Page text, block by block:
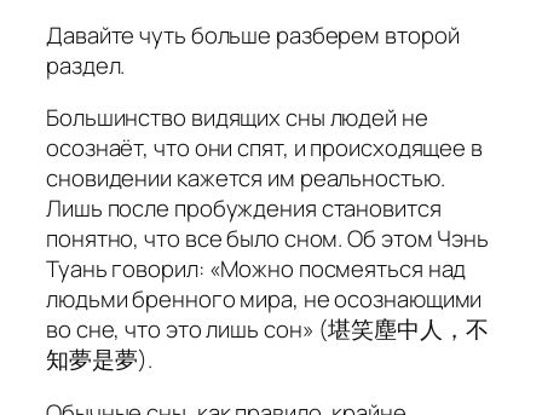
Давайте чуть больше разберем второй
раздел.
Большинство видящих сны людей не
осознаёт, что они спят, и происходящее в
сновидении кажется им реальностью.
Лишь после пробуждения становится
понятно, что все было сном. Об этом Чэнь
Туань говорил: «Можно посмеяться над
людьми бренного мира, не осознающими
во сне, что это лишь сон» (堪笑塵中人，不
知夢是夢).